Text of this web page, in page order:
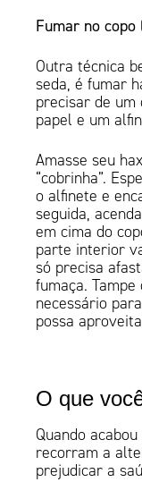
Fumar no copo
Outra técnica
seda, é fumar
precisar de um
papel e um
Amasse seu
“cobrinha”.
o alfinete e
seguida,
em cima do
parte interior
só precisa
fumaça.
necessário
possa
O que
Quando
recorram a
prejudicar a